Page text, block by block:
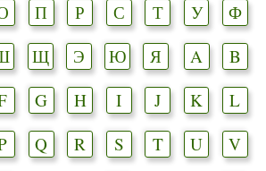
П Р С Т У
Ф
Щ Э Ю Я A
B
G H I J K
L
Q R S T U
V